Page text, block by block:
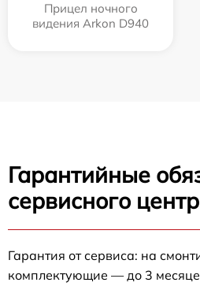
Прицел ночного
видения Arkon D940
Гарантийные
сервисного
Гарантия от сервиса: на
комплектующие — до 3